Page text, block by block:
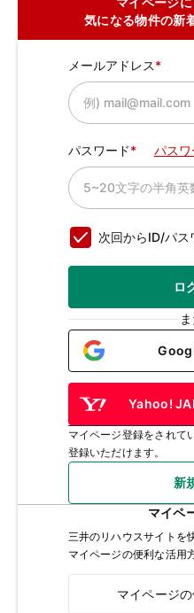
気になる物件の新
メールアドレス
パスワード パス
次回からID/パス
ロ
Yahoo!
マイページ登録をされて
登録いただけます。
新
マイペ
三井のリハウスサイトを
マイページの便利な活用
マイページ